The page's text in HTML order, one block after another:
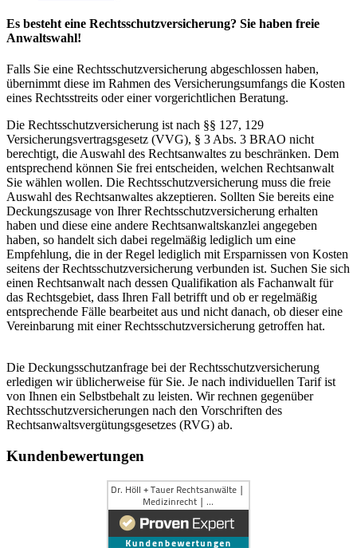
Es besteht eine Rechtsschutzversicherung? Sie haben freie
Anwaltswahl!
Falls Sie eine Rechtsschutzversicherung abgeschlossen haben,
übernimmt diese im Rahmen des Versicherungsumfangs die Kosten
eines Rechtsstreits oder einer vorgerichtlichen Beratung.
Die Rechtsschutzversicherung ist nach §§ 127, 129
Versicherungsvertragsgesetz (VVG), § 3 Abs. 3 BRAO nicht
berechtigt, die Auswahl des Rechtsanwaltes zu beschränken. Dem
entsprechend können Sie frei entscheiden, welchen Rechtsanwalt
Sie wählen wollen. Die Rechtsschutzversicherung muss die freie
Auswahl des Rechtsanwaltes akzeptieren. Sollten Sie bereits eine
Deckungszusage von Ihrer Rechtsschutzversicherung erhalten
haben und diese eine andere Rechtsanwaltskanzlei angegeben
haben, so handelt sich dabei regelmäßig lediglich um eine
Empfehlung, die in der Regel lediglich mit Ersparnissen von Kosten
seitens der Rechtsschutzversicherung verbunden ist. Suchen Sie sich
einen Rechtsanwalt nach dessen Qualifikation als Fachanwalt für
das Rechtsgebiet, dass Ihren Fall betrifft und ob er regelmäßig
entsprechende Fälle bearbeitet aus und nicht danach, ob dieser eine
Vereinbarung mit einer Rechtsschutzversicherung getroffen hat.
Die Deckungsschutzanfrage bei der Rechtsschutzversicherung
erledigen wir üblicherweise für Sie. Je nach individuellen Tarif ist
von Ihnen ein Selbstbehalt zu leisten. Wir rechnen gegenüber
Rechtsschutzversicherungen nach den Vorschriften des
Rechtsanwaltsvergütungsgesetzes (RVG) ab.
Kundenbewertungen